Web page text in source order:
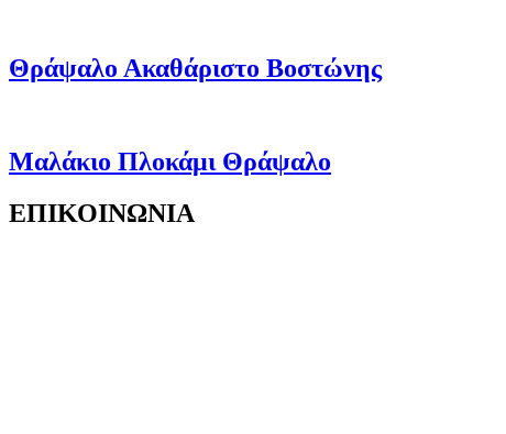
Θράψαλο Ακαθάριστο Βοστώνης
Μαλάκιο Πλοκάμι Θράψαλο
ΕΠΙΚΟΙΝΩΝΙΑ